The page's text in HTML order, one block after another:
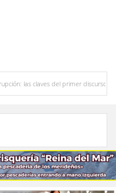
del primer discurso de De la